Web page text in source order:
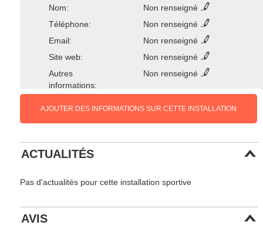
Nom:
Non renseigné
Téléphone:
Non renseigné
Email:
Non renseigné
Site web:
Non renseigné
Autres
informations:
Non renseigné
AJOUTER DES INFORMATIONS SUR CETTE INSTALLATION
ACTUALITÉS
Pas d'actualités pour cette installation sportive
AVIS